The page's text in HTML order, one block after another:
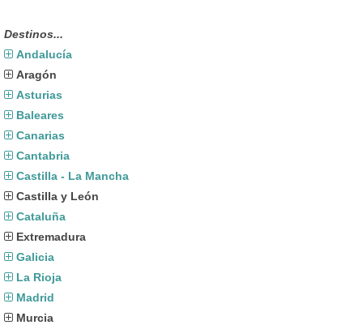
Destinos...
Andalucía
Aragón
Asturias
Baleares
Canarias
Cantabria
Castilla - La Mancha
Castilla y León
Cataluña
Extremadura
Galicia
La Rioja
Madrid
Murcia